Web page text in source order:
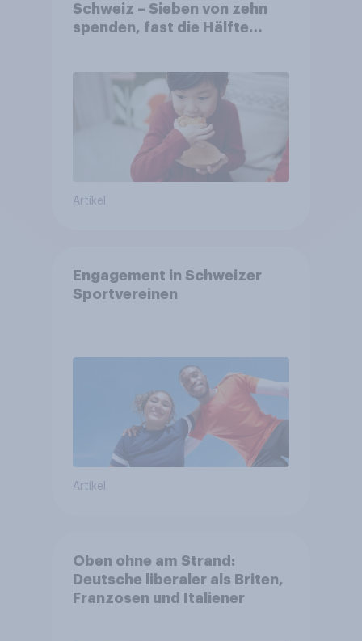
Schweiz – Sieben von zehn
spenden, fast die Hälfte
Artikel
Engagement in Schweizer
Sportvereinen
Artikel
Oben ohne am Strand:
Deutsche liberaler als Briten,
Franzosen und Italiener